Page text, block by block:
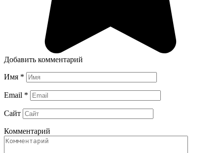
Добавить комментарий
Имя *
Email *
Сайт
Комментарий